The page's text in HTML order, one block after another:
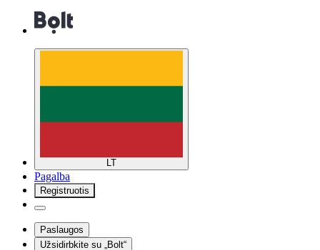
LT
Pagalba
Registruotis
Paslaugos
Užsidirbkite su „Bolt“